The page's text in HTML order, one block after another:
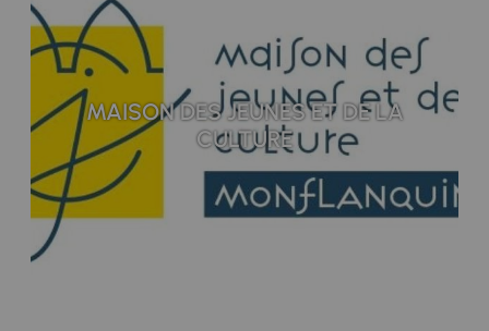
MAISON DES JEUNES ET DE LA
CULTURE